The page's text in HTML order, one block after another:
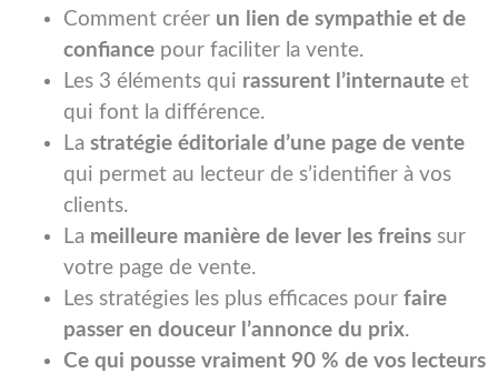
Comment créer un lien de sympathie et de
confiance pour faciliter la vente.
Les 3 éléments qui rassurent l’internaute et
qui font la différence.
La stratégie éditoriale d’une page de vente
qui permet au lecteur de s’identifier à vos
clients.
La meilleure manière de lever les freins sur
votre page de vente.
Les stratégies les plus efficaces pour faire
passer en douceur l’annonce du prix.
Ce qui pousse vraiment 90 % de vos lecteurs